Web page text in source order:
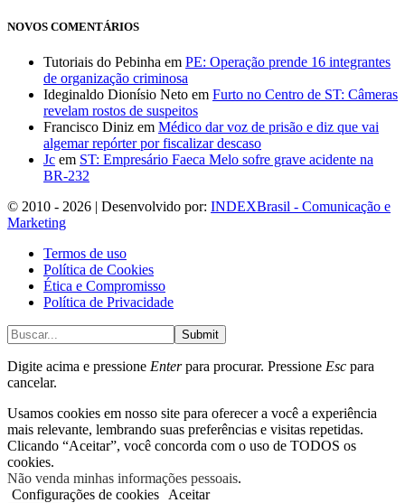
NOVOS COMENTÁRIOS
Tutoriais do Pebinha em PE: Operação prende 16 integrantes
de organização criminosa
Ideginaldo Dionísio Neto em Furto no Centro de ST: Câmeras
revelam rostos de suspeitos
Francisco Diniz em Médico dar voz de prisão e diz que vai
algemar repórter por fiscalizar descaso
Jc em ST: Empresário Faeca Melo sofre grave acidente na
BR-232
© 2010 - 2026 | Desenvolvido por: INDEXBrasil - Comunicação e
Marketing
Termos de uso
Política de Cookies
Ética e Compromisso
Política de Privacidade
Submit
Digite acima e pressione Enterpara procurar. Pressione Esc para
cancelar.
Usamos cookies em nosso site para oferecer a você a experiência
mais relevante, lembrando suas preferências e visitas repetidas.
Clicando “Aceitar”, você concorda com o uso de TODOS os
cookies.
Não venda minhas informações pessoais.
Configurações de cookies
Aceitar